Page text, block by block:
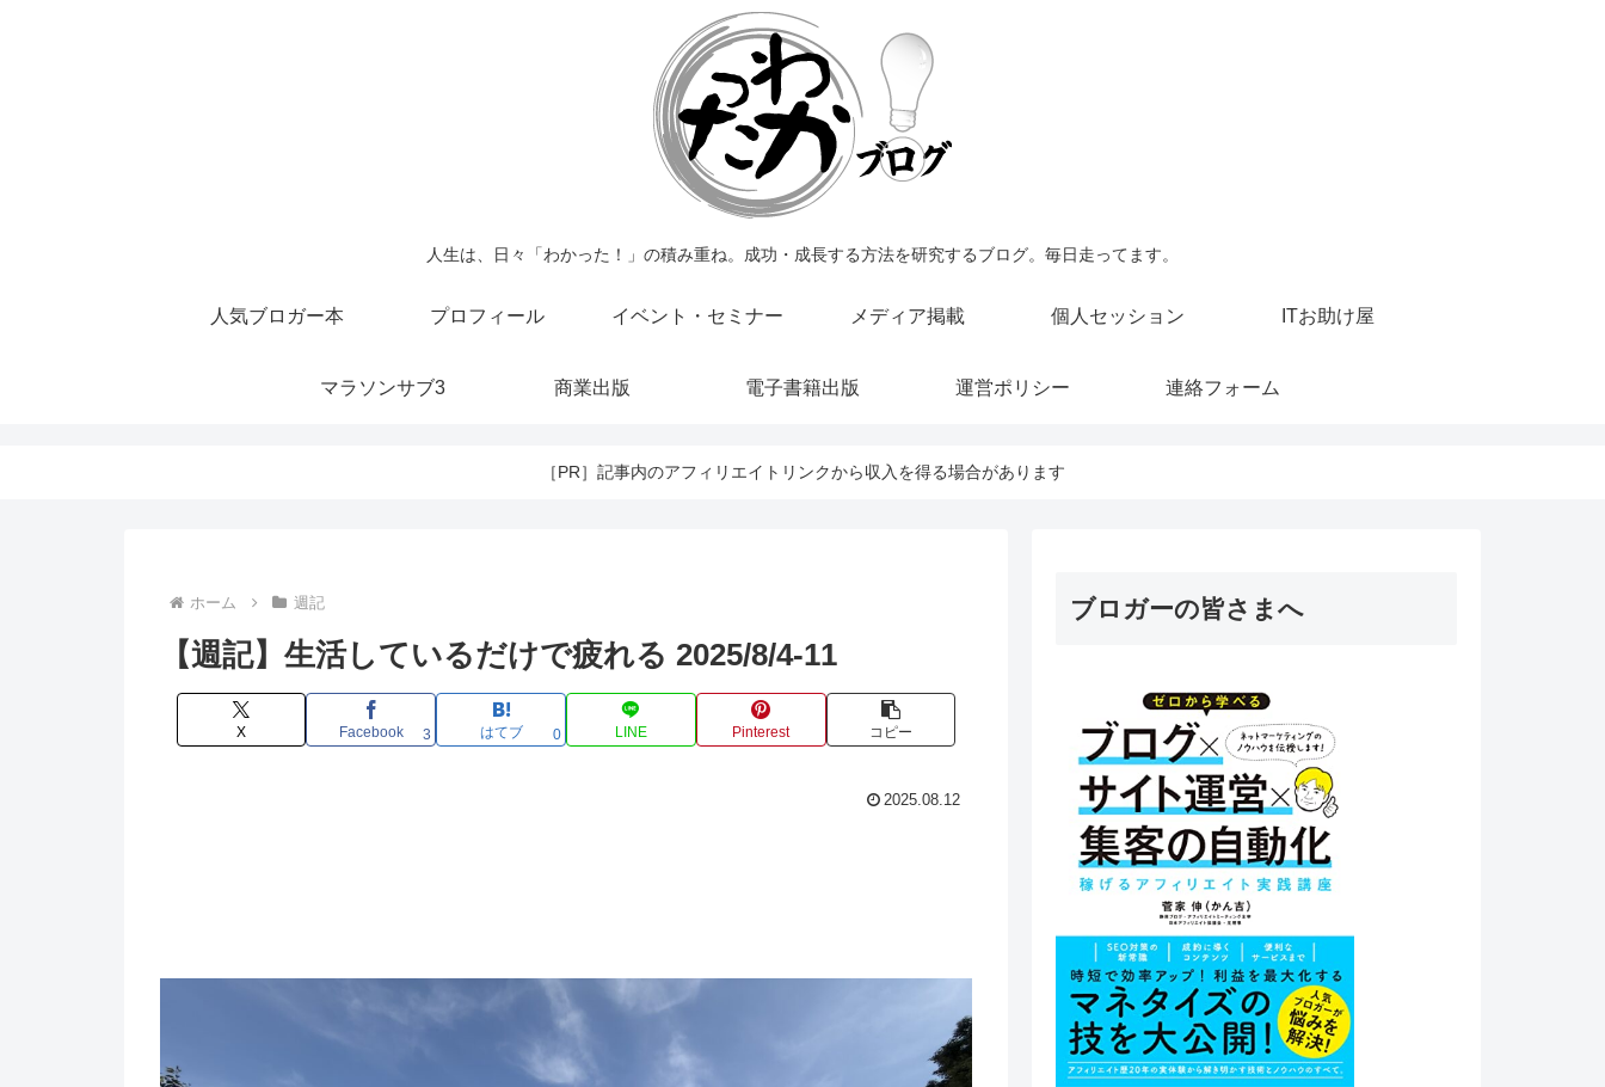
人生は、日々「わかった！」の積み重ね。成功・成長する方法を研究するブログ。毎日走ってます。
人気ブロガー本 プロフィール イベント・セミナー メディア掲載 個人セッション ITお助け屋
マラソンサブ3 商業出版 電子書籍出版 運営ポリシー 連絡フォーム
［PR］記事内のアフィリエイトリンクから収入を得る場合があります
ホーム 週記
【週記】生活しているだけで疲れる 2025/8/4-11
X Facebook 3 はてブ 0 LINE Pinterest コピー
2025.08.12
ブロガーの皆さまへ